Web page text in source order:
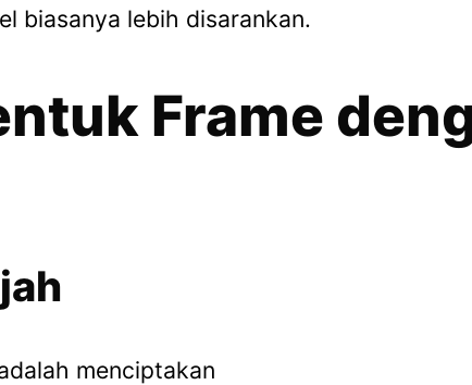
biasanya lebih disarankan.
Frame
menciptakan